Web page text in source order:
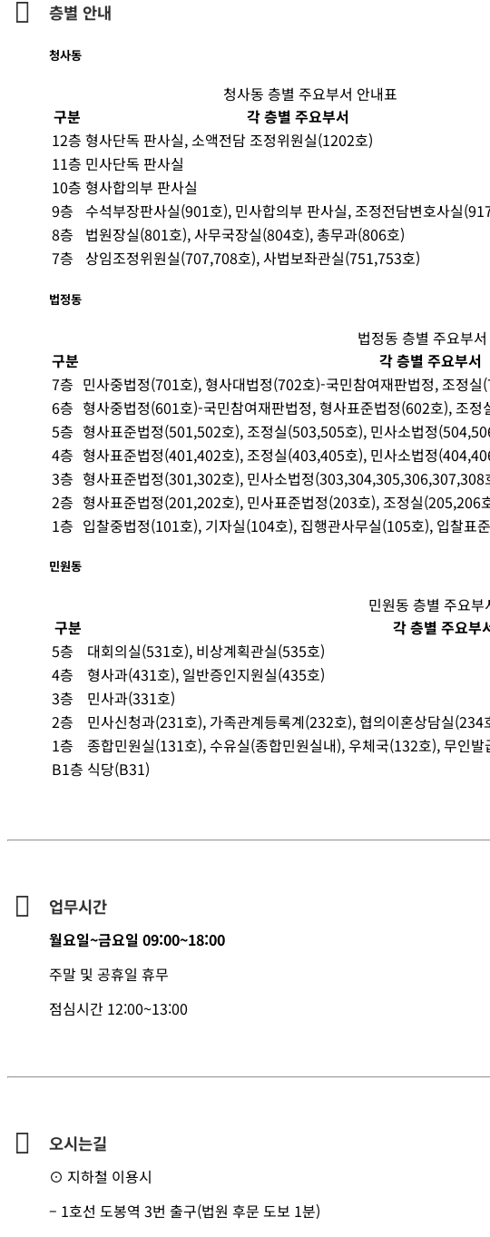
층별 안내
청사동
청사동 층별 주요부서 안내표
구분
각 층별 주요부서
12층 형사단독 판사실, 소액전담 조정위원실(1202호)
11층 민사단독 판사실
10층 형사합의부 판사실
9층 수석부장판사실(901호), 민사합의부 판사실, 조정전담변호사실
8층
법원장실(801호), 사무국장실(804호), 총무과(806호)
7층
상임조정위원실(707,708호), 사법보좌관실(751,753호)
법정동
법정동 층별 주요부
구분
각 층별 주요부서
7층 민사중법정(701호), 형사대법정(702호)-국민참여재판법정, 조정
6층 형사중법정(601호)-국민참여재판법정, 형사표준법정(602호), 조
5층 형사표준법정(501,502호), 조정실(503,505호), 민사소법정
4층 형사표준법정(401,402호), 조정실(403,405호), 민사소법정
3층 형사표준법정(301,302호), 민사소법정(303,304,305,306,307,308
2층 형사표준법정(201,202호), 민사표준법정(203호), 조정실(205,206
1층 입찰중법정(101호), 기자실(104호), 집행관사무실(105호), 입찰표
민원동
민원동 층별 주요부
구분
각 층별 주요부
5층
대회의실(531호), 비상계획관실(535호)
4층
형사과(431호), 일반증인지원실(435호)
3층
민사과(331호)
2층
민사신청과(231호), 가족관계등록계(232호), 협의이혼상담실
1층
종합민원실(131호), 수유실(종합민원실내), 우체국(132호), 무인
B1층 식당(B31)
업무시간
월요일~금요일 09:00~18:00
주말 및 공휴일 휴무
점심시간 12:00~13:00
오시는길
⊙ 지하철 이용시
– 1호선 도봉역 3번 출구(법원 후문 도보 1분)